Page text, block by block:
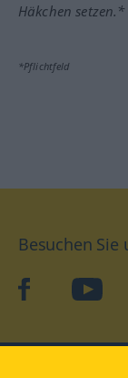
Häkchen setzen.*
*Pflichtfeld
Besuchen Sie
facebook